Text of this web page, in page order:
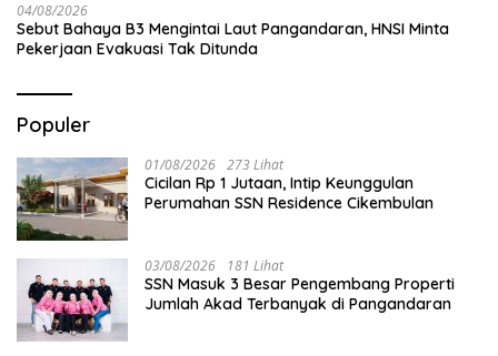
04/08/2026
Sebut Bahaya B3 Mengintai Laut Pangandaran, HNSI Minta
Pekerjaan Evakuasi Tak Ditunda
Populer
01/08/2026 273 Lihat
Cicilan Rp 1 Jutaan, Intip Keunggulan
Perumahan SSN Residence Cikembulan
03/08/2026 181 Lihat
SSN Masuk 3 Besar Pengembang Properti
Jumlah Akad Terbanyak di Pangandaran